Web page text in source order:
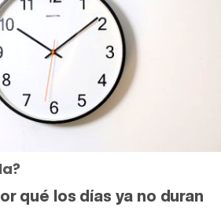
qué los días ya no duran